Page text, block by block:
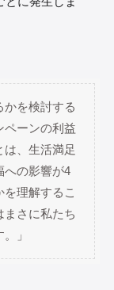
かを検討する
ペーンの利益
は、生活満足
への影響が4
理解するこ
まさに私たち
」